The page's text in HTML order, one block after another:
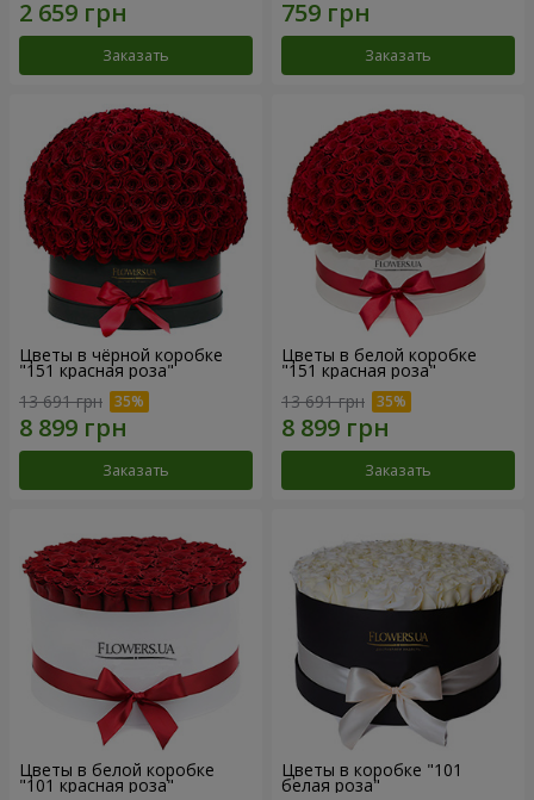
Заказать Заказать
Цветы в чёрной коробке
"151 красная роза"
13 691 грн
Заказать
Цветы в белой коробке
"151 красная роза"
13 691 грн
Заказать
Цветы в белой коробке
"101 красная роза"
Цветы в коробке "101
белая роза"